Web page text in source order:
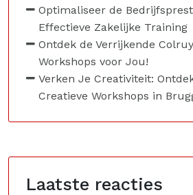
Optimaliseer de
Effectieve Zakelijke Training
Ontdek de Verrijkende
Workshops voor Jou!
Verken Je Creativiteit:
Creatieve Workshops in
Laatste reacties